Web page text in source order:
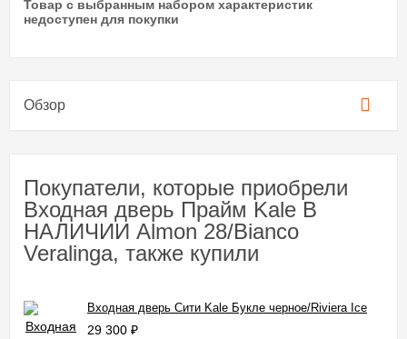
Товар с выбранным набором характеристик
недоступен для покупки
Обзор
Покупатели, которые приобрели
Входная дверь Прайм Kale В
НАЛИЧИИ Almon 28/Bianco
Veralinga, также купили
Входная дверь Сити Kale Букле черное/Riviera Ice
29 300 ₽